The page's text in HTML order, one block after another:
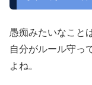
愚痴みたいなこと
自分がルール守っ
よね。